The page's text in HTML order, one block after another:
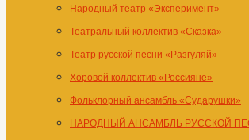
Народный театр «Эксперимент»
Театральный коллектив «Сказка»
Театр русской песни «Разгуляй»
Хоровой коллектив «Россияне»
Фольклорный ансамбль «Сударушки»
НАРОДНЫЙ АНСАМБЛЬ РУССКОЙ